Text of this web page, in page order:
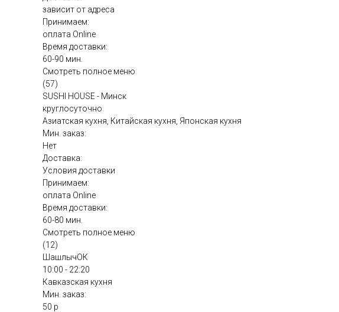
зависит от адреса
Принимаем:
оплата Online
Время доставки:
60-90 мин.
Смотреть полное меню
(57)
SUSHI HOUSE - Минск
круглосуточно
Азиатская кухня, Китайская кухня, Японская кухня
Мин. заказ:
Нет
Доставка:
Условия доставки
Принимаем:
оплата Online
Время доставки:
60-80 мин.
Смотреть полное меню
(12)
ШашлычОК
10:00 - 22:20
Кавказская кухня
Мин. заказ:
50 р